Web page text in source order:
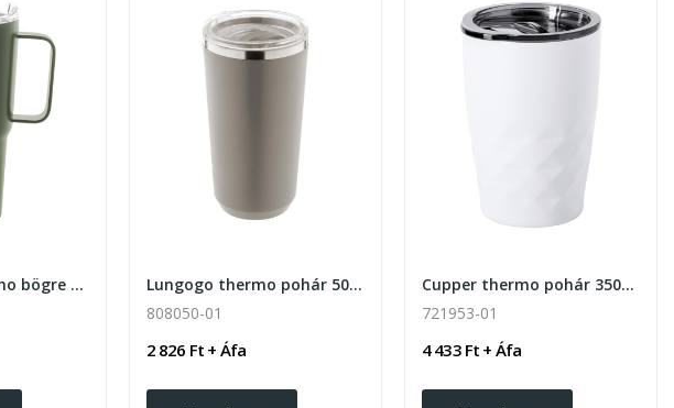
Americano thermo bögre 600ml
Lungogo thermo pohár 500ml
808050-01
2 826 Ft + Áfa
Cupper thermo pohár 350ml
721953-01
4 433 Ft + Áfa